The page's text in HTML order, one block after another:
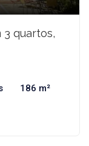
3 quartos,
186 m²